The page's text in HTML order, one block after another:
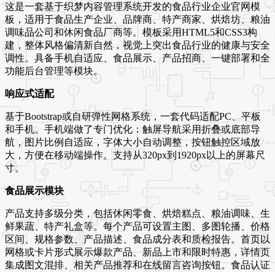
这是一套基于织梦内容管理系统开发的食品行业企业官网模
板，适用于食品生产企业、品牌商、特产商家、烘焙坊、粮油
调味品公司和休闲食品厂商等。模板采用HTML5和CSS3构
建，整体风格偏清新自然，视觉上突出食品行业的健康与安全
调性。具备手机自适应、食品展示、产品招商、一键部署和全
功能后台管理等模块。
响应式适配
基于Bootstrap或自研弹性网格系统，一套代码适配PC、平板
和手机。手机端做了专门优化：触屏导航采用折叠或底部导
航，图片比例自适应，字体大小自动调整，按钮触控区域放
大，方便在移动端操作。支持从320px到1920px以上的屏幕尺
寸。
食品展示模块
产品支持多级分类，包括休闲零食、烘焙糕点、粮油调味、生
鲜果蔬、特产礼盒等。每个产品可设置主图、多图轮播、价格
区间、规格参数、产品描述、食品成分表和质检报告。首页以
网格或卡片形式展示爆款产品、新品上市和限时特惠，详情页
集成图文混排、相关产品推荐和在线留言咨询按钮。食品认证